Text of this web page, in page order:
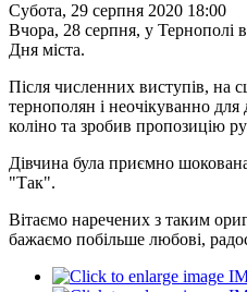
Субота, 29 серпня 2020 18:00
Вчора, 28 серпня, у Тернополі
Дня міста.
Після численних виступів, на
тернополян і неочікуванно
коліно та зробив пропозицію
Дівчина була приємно
"Так".
Вітаємо наречених з таким
бажаємо побільше любові,